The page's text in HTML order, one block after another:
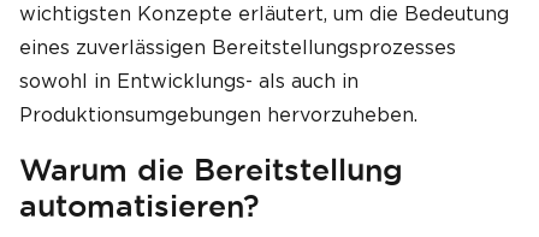
wichtigsten Konzepte erläutert, um die Bedeutung
eines zuverlässigen Bereitstellungsprozesses
sowohl in Entwicklungs- als auch in
Produktionsumgebungen hervorzuheben.
Warum die Bereitstellung
automatisieren?